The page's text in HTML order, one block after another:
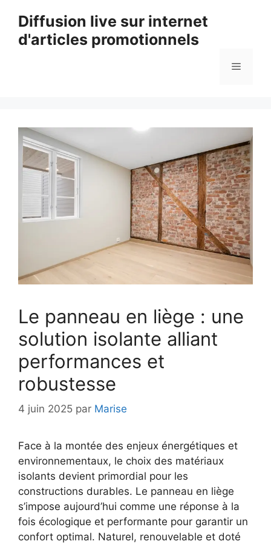
contenu
Diffusion live sur internet
d'articles promotionnels
Menu
Le panneau en liège : une
solution isolante alliant
performances et
robustesse
4 juin 2025 par Marise
Face à la montée des enjeux énergétiques et
environnementaux, le choix des matériaux
isolants devient primordial pour les
constructions durables. Le panneau en liège
s’impose aujourd’hui comme une réponse à la
fois écologique et performante pour garantir un
confort optimal. Naturel, renouvelable et doté